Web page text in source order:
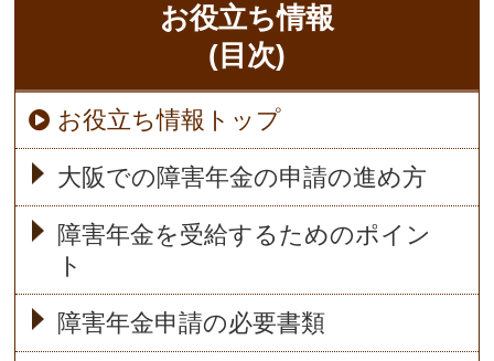
お役立ち情報
(目次)
お役立ち情報トップ
大阪での障害年金の申請の進め方
障害年金を受給するためのポイン
ト
障害年金申請の必要書類